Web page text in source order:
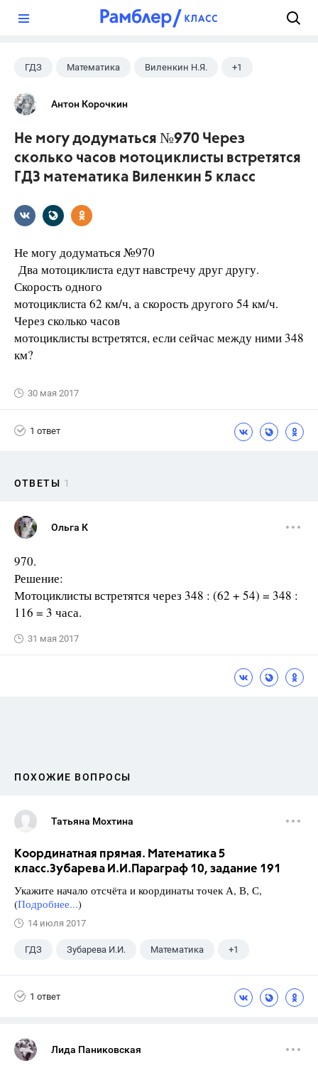
ГДЗ Математика Виленкин Н.Я. +1
5 класс
Антон Корочкин
Не могу додуматься №970 Через
сколько часов мотоциклисты встретятся
ГДЗ математика Виленкин 5 класс
Не могу додуматься №970
Два мотоциклиста едут навстречу друг другу.
Скорость одного
мотоциклиста 62 км/ч, а скорость другого 54 км/ч.
Через сколько часов
мотоциклисты встретятся, если сейчас между ними 348
км?
30 мая 2017
1 ответ
ОТВЕТЫ 1
Ольга К
970.
Решение:
Мотоциклисты встретятся через 348 : (62 + 54) = 348 :
116 = 3 часа.
31 мая 2017
ПОХОЖИЕ ВОПРОСЫ
Татьяна Мохтина
Координатная прямая. Математика 5
класс.Зубарева И.И.Параграф 10, задание 191
Укажите начало отсчёта и координаты точек А, В, С,
(Подробнее...)
14 июля 2017
ГДЗ Зубарева И.И. Математика +1
1 ответ
Лида Паниковская